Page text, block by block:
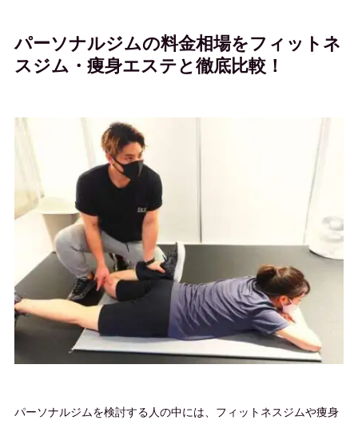
パーソナルジムの料金相場をフィットネ
スジム・痩身エステと徹底比較！
パーソナルジムを検討する人の中には、フィットネスジムや痩身